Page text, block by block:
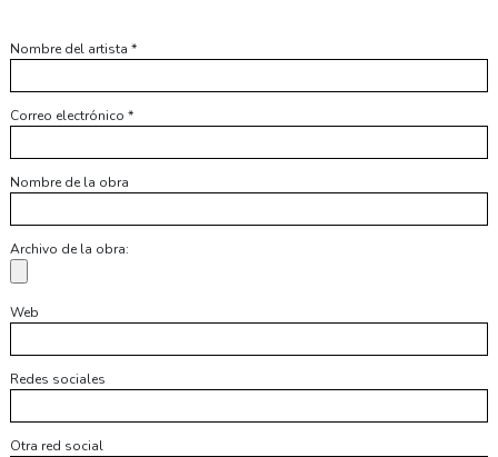
Nombre del artista *
Correo electrónico *
Nombre de la obra
Archivo de la obra:
Web
Redes sociales
Otra red social